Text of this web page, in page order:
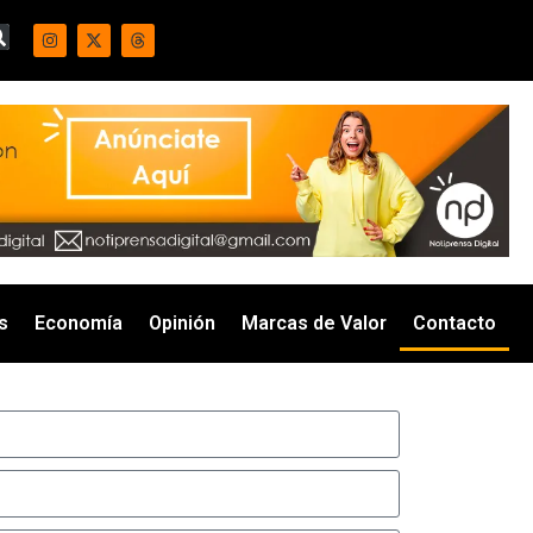
Economía Opinión Marcas de Valor Contacto